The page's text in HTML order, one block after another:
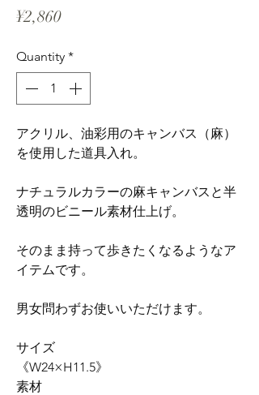
¥2,860Price
Quantity *
アクリル、油彩用のキャンバス（麻）
を使用した道具入れ。
ナチュラルカラーの麻キャンバスと半
透明のビニール素材仕上げ。
そのまま持って歩きたくなるようなア
イテムです。
男女問わずお使いいただけます。
サイズ
《W24×H11.5》
素材